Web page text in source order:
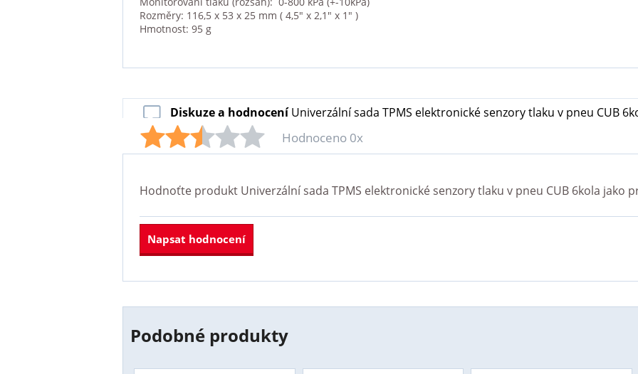
Rozměry: 116,5 x 53 x 25 mm ( 4,5" x 2,1" x 1" )
Hmotnost: 95 g
Diskuze a hodnoceníUniverzální sada TPMS elektronické senzory tlaku v pneu CUB
Hodnoceno 0x
Hodnoťte produkt Univerzální sada TPMS elektronické senzory tlaku v pneu CUB 6kola jako
Napsat hodnocení
Podobné produkty